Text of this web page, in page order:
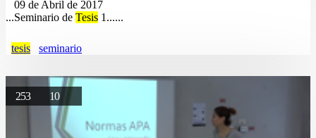
09 de Abril de 2017
...Seminario de Tesis 1......
tesis seminario
253 10